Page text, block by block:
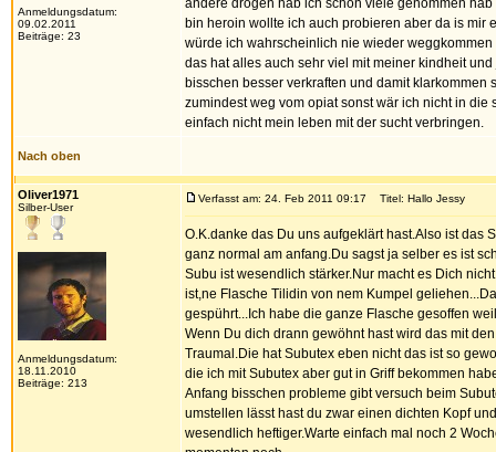
Anmeldungsdatum:
09.02.2011
Beiträge: 23
andere drogen hab ich schon viele genommen
bin heroin wollte ich auch probieren aber da is mir
würde ich wahrscheinlich nie wieder
das hat alles auch sehr viel mit meiner kindheit
bisschen besser verkraften und damit
zumindest weg vom opiat sonst wär ich nicht in
einfach nicht mein leben mit der sucht verbringen.
Nach oben
Oliver1971
Silber-User
Anmeldungsdatum:
18.11.2010
Beiträge: 213
Verfasst am: 24. Feb 2011 09:17 Titel: Hallo Jessy
O.K.danke das Du uns aufgeklärt hast.Also ist das
ganz normal am anfang.Du sagst ja selber es ist
Subu ist wesendlich stärker.Nur macht es Dich
ist,ne Flasche Tilidin von nem Kumpel
gespührt...Ich habe die ganze Flasche gesoffen
Wenn Du dich drann gewöhnt hast wird das mit
Traumal.Die hat Subutex eben nicht das ist so
die ich mit Subutex aber gut in Griff bekommen
Anfang bisschen probleme gibt versuch beim
umstellen lässt hast du zwar einen dichten Kopf
wesendlich heftiger.Warte einfach mal noch 2